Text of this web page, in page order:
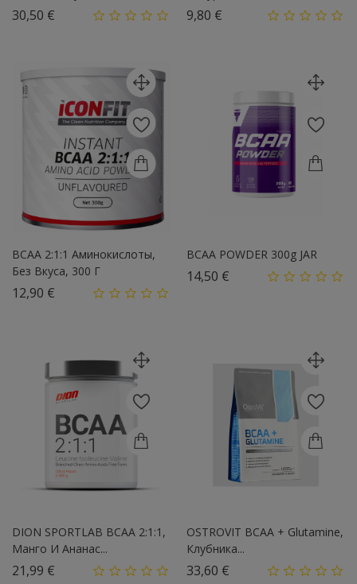
30,50 € 9,80 €
BCAA 2:1:1 Аминокислоты,
Без Вкуса, 300 Г
12,90 €
BCAA POWDER 300g JAR
14,50 €
DION SPORTLAB BCAA 2:1:1,
Манго И Ананас...
21,99 €
OSTROVIT BCAA + Glutamine,
Клубника...
33,60 €